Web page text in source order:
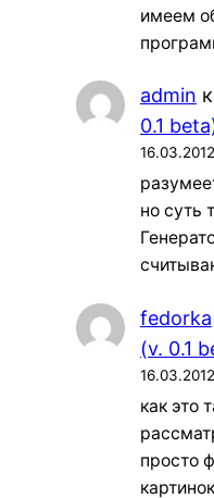
имеем
admin к
0.1
16.03.2012
но суть
fedorka
(v. 0.1
16.03.2012
как это
просто